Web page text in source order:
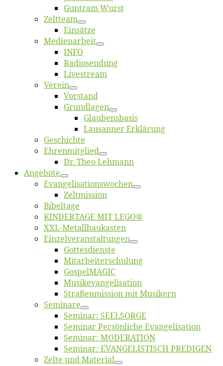
Gun­tram Wurst
Zelt­team
Ein­sät­ze
Me­di­en­ar­beit
INFO
Ra­dio­sen­dung
Live­stream
Ver­ein
Vor­stand
Grund­la­gen
Glaubens­ba­sis
Lausan­ner Erklärung
Ge­schich­te
Eh­ren­mit­glied
Dr. Theo Lehmann
An­ge­bo­te
Evangelisa­tions­wo­chen
Zelt­mis­si­on
Bi­bel­ta­ge
KINDERTAGE MIT LEGO®
XXL-Me­­tal­l­­bau­­kas­­ten
Einzelver­an­stal­tungen
Got­tes­diens­te
Mitarbeiter­schulung
Gos­pel­MA­GIC
Musikevan­ge­li­sa­tion
Straßenmis­sion mit Musikern
Se­mi­na­re
Se­mi­nar: SEELSORGE
Se­mi­nar Per­sön­li­che Evangelisation
Se­mi­nar: MODERATION
Se­mi­nar: EVANGELISTISCH PREDIGEN
Zel­te und Material